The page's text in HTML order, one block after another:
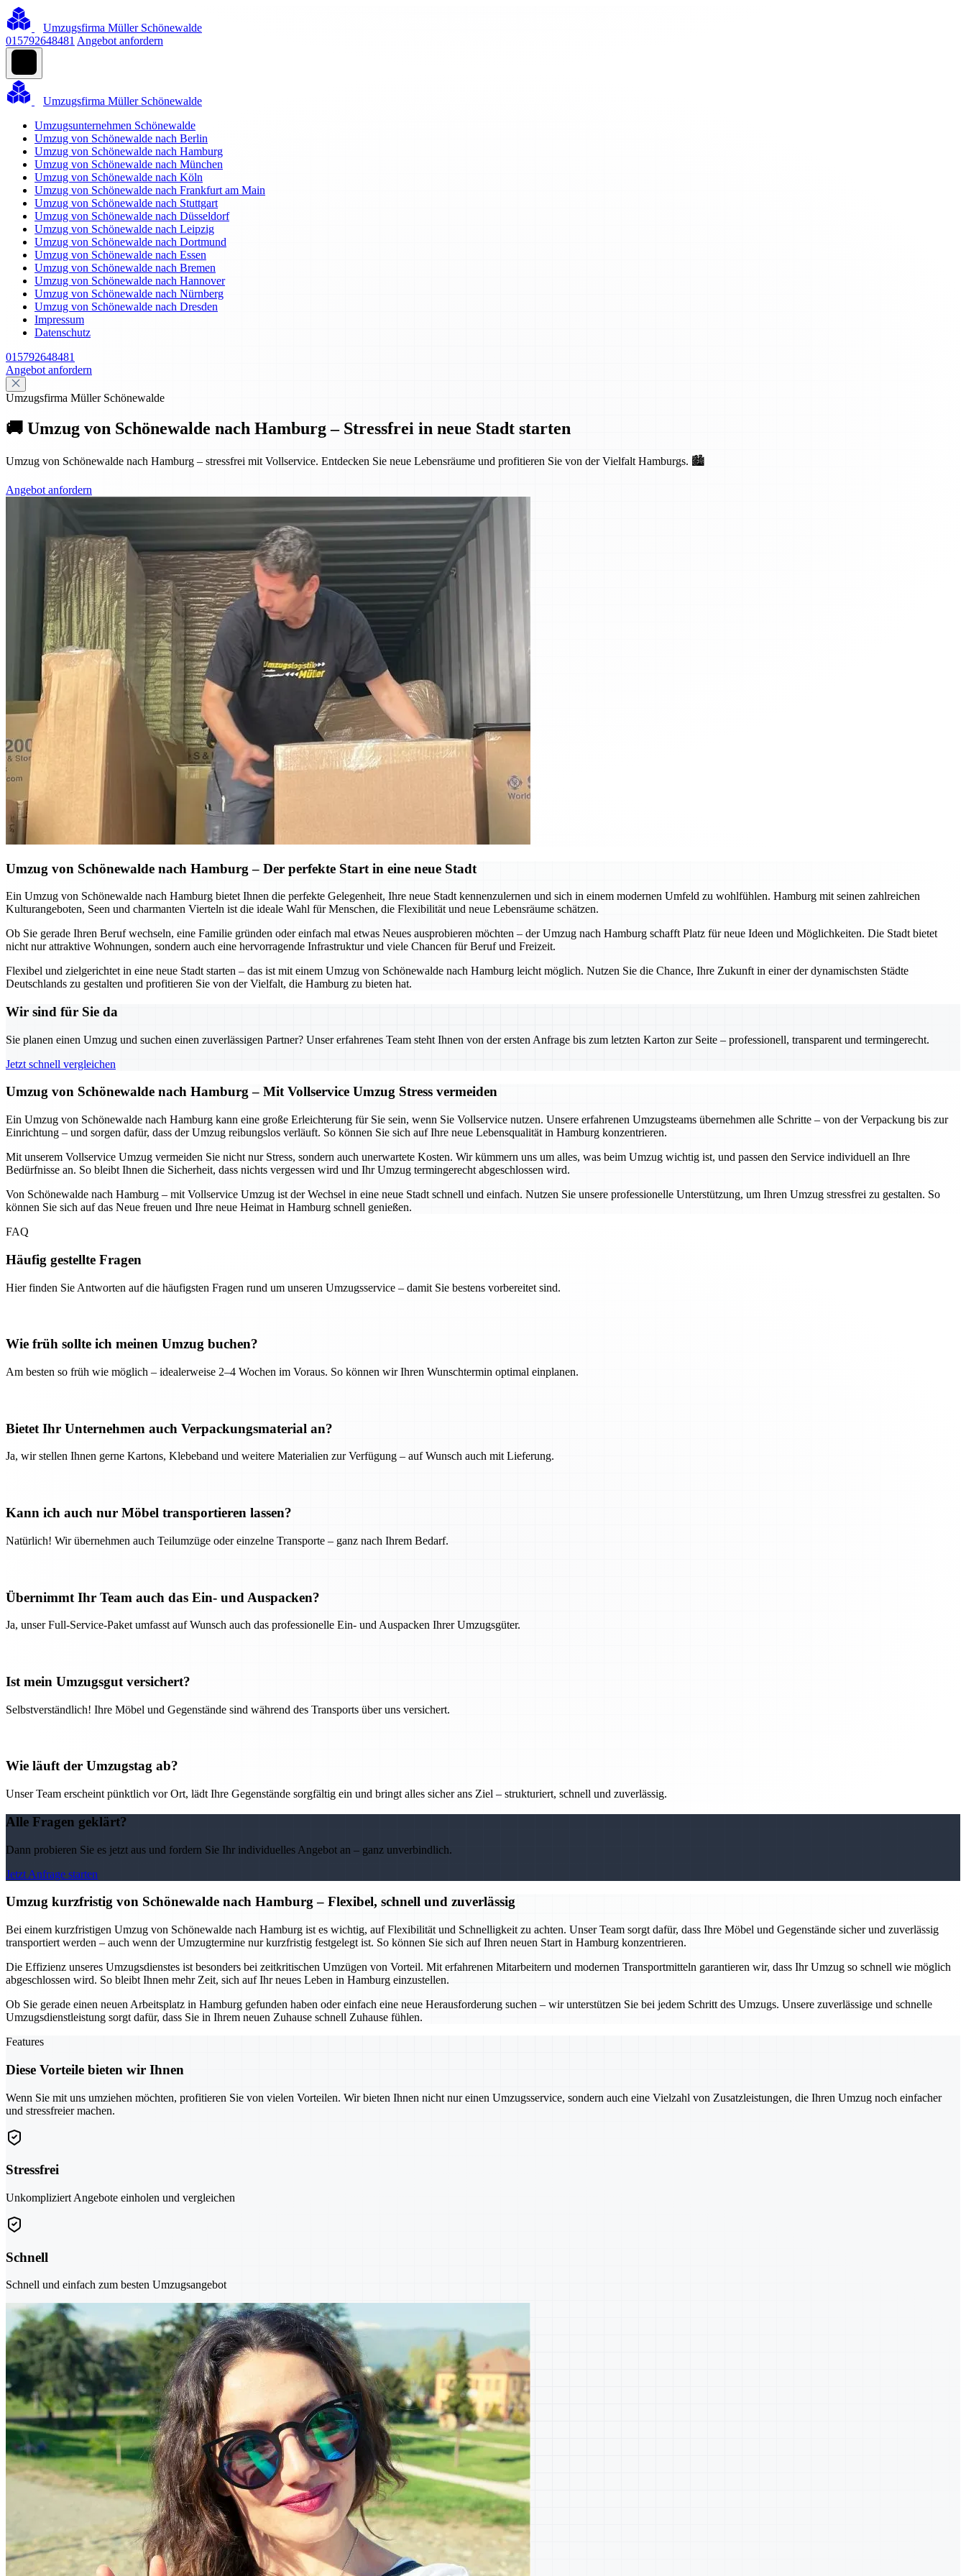
Umzugsfirma Müller Schönewalde
015792648481 Angebot anfordern
Umzugsfirma Müller Schönewalde
Umzugsunternehmen Schönewalde
Umzug von Schönewalde nach Berlin
Umzug von Schönewalde nach Hamburg
Umzug von Schönewalde nach München
Umzug von Schönewalde nach Köln
Umzug von Schönewalde nach Frankfurt am Main
Umzug von Schönewalde nach Stuttgart
Umzug von Schönewalde nach Düsseldorf
Umzug von Schönewalde nach Leipzig
Umzug von Schönewalde nach Dortmund
Umzug von Schönewalde nach Essen
Umzug von Schönewalde nach Bremen
Umzug von Schönewalde nach Hannover
Umzug von Schönewalde nach Nürnberg
Umzug von Schönewalde nach Dresden
Impressum
Datenschutz
015792648481
Angebot anfordern
Umzugsfirma Müller Schönewalde
🚚 Umzug von Schönewalde nach Hamburg – Stressfrei in neue Stadt starten
Umzug von Schönewalde nach Hamburg – stressfrei mit Vollservice. Entdecken Sie neue Lebensräume und profitieren Sie von der Vielfalt Hamburgs. 🏙️
Angebot anfordern
Umzug von Schönewalde nach Hamburg – Der perfekte Start in eine neue Stadt
Ein Umzug von Schönewalde nach Hamburg bietet Ihnen die perfekte Gelegenheit, Ihre neue Stadt kennenzulernen und sich in einem modernen Umfeld zu wohlfühlen. Hamburg mit seinen zahlreichen
Kulturangeboten, Seen und charmanten Vierteln ist die ideale Wahl für Menschen, die Flexibilität und neue Lebensräume schätzen.
Ob Sie gerade Ihren Beruf wechseln, eine Familie gründen oder einfach mal etwas Neues ausprobieren möchten – der Umzug nach Hamburg schafft Platz für neue Ideen und Möglichkeiten. Die Stadt bietet
nicht nur attraktive Wohnungen, sondern auch eine hervorragende Infrastruktur und viele Chancen für Beruf und Freizeit.
Flexibel und zielgerichtet in eine neue Stadt starten – das ist mit einem Umzug von Schönewalde nach Hamburg leicht möglich. Nutzen Sie die Chance, Ihre Zukunft in einer der dynamischsten Städte
Deutschlands zu gestalten und profitieren Sie von der Vielfalt, die Hamburg zu bieten hat.
Wir sind für Sie da
Sie planen einen Umzug und suchen einen zuverlässigen Partner? Unser erfahrenes Team steht Ihnen von der ersten Anfrage bis zum letzten Karton zur Seite – professionell, transparent und termingerecht.
Jetzt schnell vergleichen
Umzug von Schönewalde nach Hamburg – Mit Vollservice Umzug Stress vermeiden
Ein Umzug von Schönewalde nach Hamburg kann eine große Erleichterung für Sie sein, wenn Sie Vollservice nutzen. Unsere erfahrenen Umzugsteams übernehmen alle Schritte – von der Verpackung bis zur
Einrichtung – und sorgen dafür, dass der Umzug reibungslos verläuft. So können Sie sich auf Ihre neue Lebensqualität in Hamburg konzentrieren.
Mit unserem Vollservice Umzug vermeiden Sie nicht nur Stress, sondern auch unerwartete Kosten. Wir kümmern uns um alles, was beim Umzug wichtig ist, und passen den Service individuell an Ihre
Bedürfnisse an. So bleibt Ihnen die Sicherheit, dass nichts vergessen wird und Ihr Umzug termingerecht abgeschlossen wird.
Von Schönewalde nach Hamburg – mit Vollservice Umzug ist der Wechsel in eine neue Stadt schnell und einfach. Nutzen Sie unsere professionelle Unterstützung, um Ihren Umzug stressfrei zu gestalten. So
können Sie sich auf das Neue freuen und Ihre neue Heimat in Hamburg schnell genießen.
FAQ
Häufig gestellte Fragen
Hier finden Sie Antworten auf die häufigsten Fragen rund um unseren Umzugsservice – damit Sie bestens vorbereitet sind.
Wie früh sollte ich meinen Umzug buchen?
Am besten so früh wie möglich – idealerweise 2–4 Wochen im Voraus. So können wir Ihren Wunschtermin optimal einplanen.
Bietet Ihr Unternehmen auch Verpackungsmaterial an?
Ja, wir stellen Ihnen gerne Kartons, Klebeband und weitere Materialien zur Verfügung – auf Wunsch auch mit Lieferung.
Kann ich auch nur Möbel transportieren lassen?
Natürlich! Wir übernehmen auch Teilumzüge oder einzelne Transporte – ganz nach Ihrem Bedarf.
Übernimmt Ihr Team auch das Ein- und Auspacken?
Ja, unser Full-Service-Paket umfasst auf Wunsch auch das professionelle Ein- und Auspacken Ihrer Umzugsgüter.
Ist mein Umzugsgut versichert?
Selbstverständlich! Ihre Möbel und Gegenstände sind während des Transports über uns versichert.
Wie läuft der Umzugstag ab?
Unser Team erscheint pünktlich vor Ort, lädt Ihre Gegenstände sorgfältig ein und bringt alles sicher ans Ziel – strukturiert, schnell und zuverlässig.
Alle Fragen geklärt?
Dann probieren Sie es jetzt aus und fordern Sie Ihr individuelles Angebot an – ganz unverbindlich.
Jetzt Anfrage starten
Umzug kurzfristig von Schönewalde nach Hamburg – Flexibel, schnell und zuverlässig
Bei einem kurzfristigen Umzug von Schönewalde nach Hamburg ist es wichtig, auf Flexibilität und Schnelligkeit zu achten. Unser Team sorgt dafür, dass Ihre Möbel und Gegenstände sicher und zuverlässig
transportiert werden – auch wenn der Umzugtermine nur kurzfristig festgelegt ist. So können Sie sich auf Ihren neuen Start in Hamburg konzentrieren.
Die Effizienz unseres Umzugsdienstes ist besonders bei zeitkritischen Umzügen von Vorteil. Mit erfahrenen Mitarbeitern und modernen Transportmitteln garantieren wir, dass Ihr Umzug so schnell wie möglich
abgeschlossen wird. So bleibt Ihnen mehr Zeit, sich auf Ihr neues Leben in Hamburg einzustellen.
Ob Sie gerade einen neuen Arbeitsplatz in Hamburg gefunden haben oder einfach eine neue Herausforderung suchen – wir unterstützen Sie bei jedem Schritt des Umzugs. Unsere zuverlässige und schnelle
Umzugsdienstleistung sorgt dafür, dass Sie in Ihrem neuen Zuhause schnell Zuhause fühlen.
Features
Diese Vorteile bieten wir Ihnen
Wenn Sie mit uns umziehen möchten, profitieren Sie von vielen Vorteilen. Wir bieten Ihnen nicht nur einen Umzugsservice, sondern auch eine Vielzahl von Zusatzleistungen, die Ihren Umzug noch einfacher
und stressfreier machen.
Stressfrei
Unkompliziert Angebote einholen und vergleichen
Schnell
Schnell und einfach zum besten Umzugsangebot